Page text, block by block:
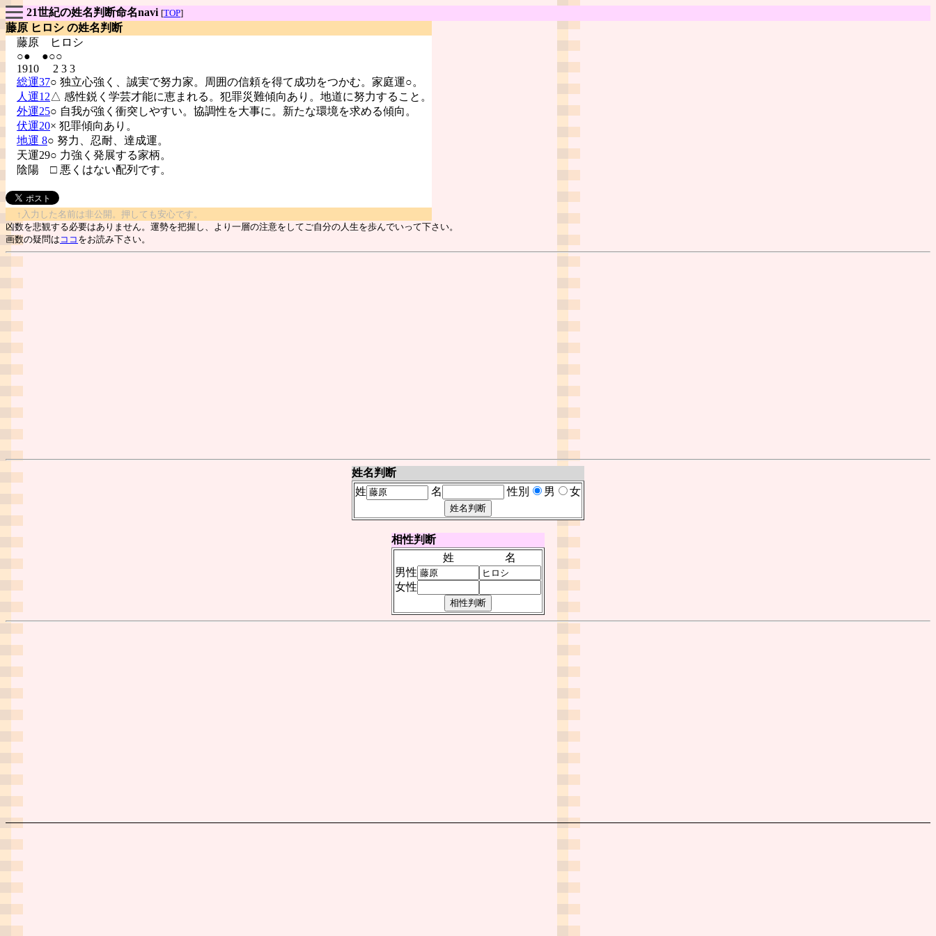
21世紀の姓名判断命名navi [TOP]
藤原 ヒロシ の姓名判断
藤原
ヒロシ
○● ●○○
1910 2 3 3
総運37○ 独立心強く、誠実で努力家。周囲の信頼を得て成功をつかむ。家庭運○。
人運12△ 感性鋭く学芸才能に恵まれる。犯罪災難傾向あり。地道に努力すること。
外運25○ 自我が強く衝突しやすい。協調性を大事に。新たな環境を求める傾向。
伏運20× 犯罪傾向あり。
地運 8○ 努力、忍耐、達成運。
天運29○ 力強く発展する家柄。
陰陽 □ 悪くはない配列です。
↑入力した名前は非公開。押しても安心です。
凶数を悲観する必要はありません。運勢を把握し、より一層の注意をしてご自分の人生を歩んでいって下さい。
画数の疑問は ココ をお読み下さい。
姓名判断
姓
名 性別 男 女
相性判断
姓
名
男性
女性